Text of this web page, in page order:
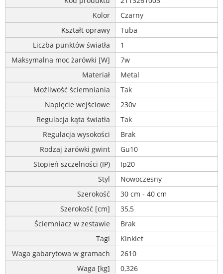
Kolor
Czarny
Kształt oprawy
Tuba
Liczba punktów światła
1
Maksymalna moc żarówki [W]
7w
Materiał
Metal
Możliwość ściemniania
Tak
Napięcie wejściowe
230v
Regulacja kąta światła
Tak
Regulacja wysokości
Brak
Rodzaj żarówki gwint
Gu10
Stopień szczelności (IP)
Ip20
Styl
Nowoczesny
Szerokość
30 cm - 40 cm
Szerokość [cm]
35,5
Ściemniacz w zestawie
Brak
Tagi
Kinkiet
Waga gabarytowa w gramach
2610
Waga [kg]
0,326